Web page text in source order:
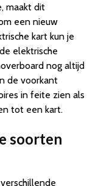
maakt dit
een nieuw
kart kun je
elektrische
nog altijd
de voorkant
in feite zien als
tot een kart.
soorten